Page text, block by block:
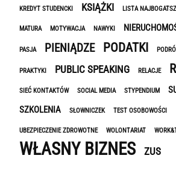
KREDYT STUDENCKI KSIĄŻKI LISTA
MATURA MOTYWACJA NAWYKI
PASJA PIENIĄDZE PODATKI
PRAKTYKI PUBLIC SPEAKING RELACJE
SIEĆ KONTAKTÓW SOCIAL MEDIA STYPENDIUM
SZKOLENIA
SŁOWNICZEK TEST OSOBOWOŚCI
UBEZPIECZENIE ZDROWOTNE WOLONTARIAT
WŁASNY BIZNES ZUS